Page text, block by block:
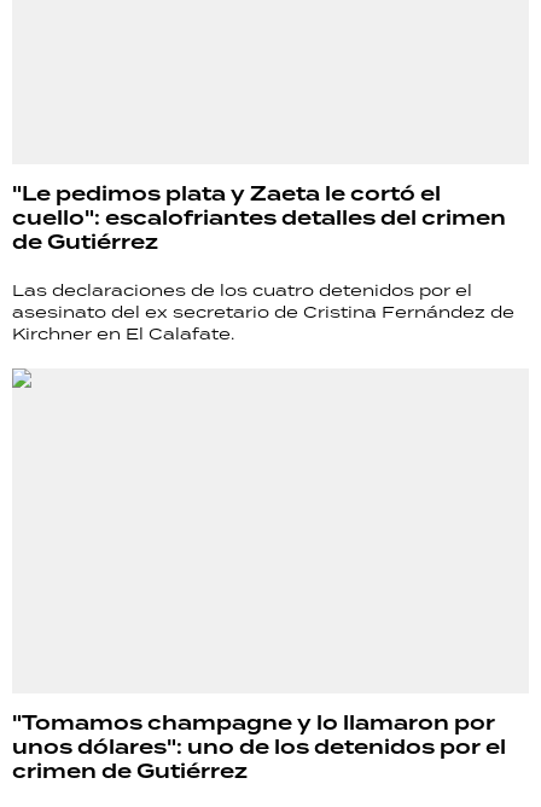
"Le pedimos plata y Zaeta le cortó el
cuello": escalofriantes detalles del crimen
de Gutiérrez
Las declaraciones de los cuatro detenidos por el
asesinato del ex secretario de Cristina Fernández de
Kirchner en El Calafate.
"Tomamos champagne y lo llamaron por
unos dólares": uno de los detenidos por el
crimen de Gutiérrez